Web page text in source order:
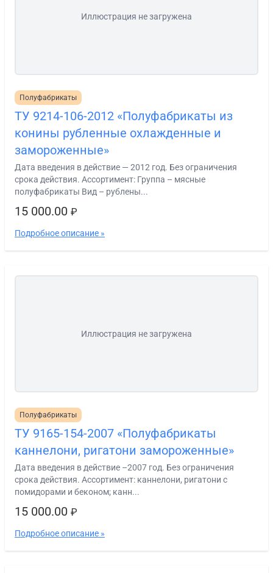
Иллюстрация не загружена
Полуфабрикаты
ТУ 9214-106-2012 «Полуфабрикаты из
конины рубленные охлажденные и
замороженные»
Дата введения в действие — 2012 год. Без ограничения
срока действия. Ассортимент: Группа – мясные
полуфабрикаты Вид – рублены...
15 000.00 ₽
Подробное описание »
Иллюстрация не загружена
Полуфабрикаты
ТУ 9165-154-2007 «Полуфабрикаты
каннелони, ригатони замороженные»
Дата введения в действие –2007 год. Без ограничения
срока действия. Ассортимент: каннелони, ригатони с
помидорами и беконом; канн...
15 000.00 ₽
Подробное описание »